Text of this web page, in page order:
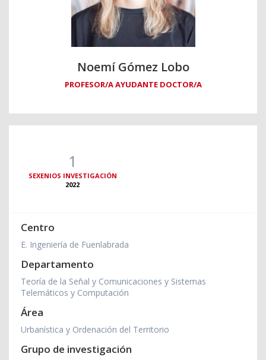
Noemí Gómez Lobo
PROFESOR/A AYUDANTE DOCTOR/A
1
SEXENIOS INVESTIGACIÓN
2022
Centro
E. Ingeniería de Fuenlabrada
Departamento
Teoría de la Señal y Comunicaciones y Sistemas
Telemáticos y Computación
Área
Urbanística y Ordenación del Territorio
Grupo de investigación